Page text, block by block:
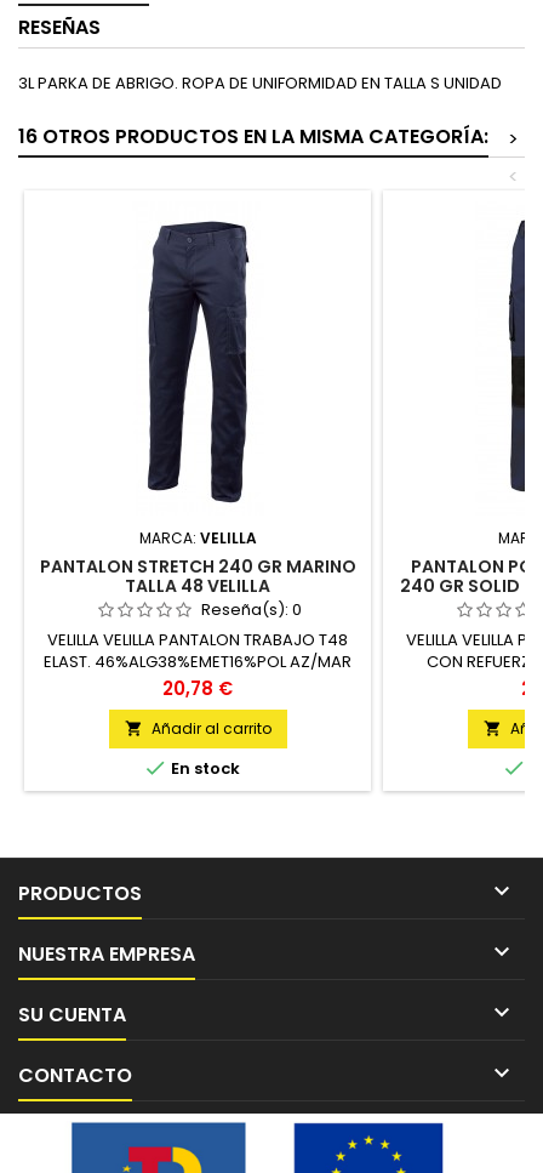
RESEÑAS
3L PARKA DE ABRIGO. ROPA DE UNIFORMIDAD EN TALLA S UNIDAD
16 OTROS PRODUCTOS EN LA MISMA CATEGORÍA:
>
<
MARCA: VELILLA
PANTALON STRETCH 240 GR MARINO
TALLA 48 VELILLA
Reseña(s): 0
VELILLA VELILLA PANTALON TRABAJO T48
ELAST. 46%ALG38%EMET16%POL AZ/MAR
STRE UNIDAD
Precio
20,78 €
 Añadir al carrito
 En stock
PANTALON
240 GR SOLID
TALLA
VELILLA VELILLA
CON


PRODUCTOS 
NUESTRA EMPRESA 
SU CUENTA 
CONTACTO 